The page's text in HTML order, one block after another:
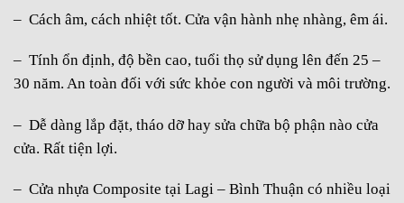
– Cách âm, cách nhiệt tốt. Cửa vận hành nhẹ nhàng, êm ái.
– Tính ổn định, độ bền cao, tuổi thọ sử dụng lên đến 25 –
30 năm. An toàn đối với sức khỏe con người và môi trường.
– Dễ dàng lắp đặt, tháo dỡ hay sửa chữa bộ phận nào cửa
cửa. Rất tiện lợi.
– Cửa nhựa Composite tại Lagi – Bình Thuận có nhiều loại